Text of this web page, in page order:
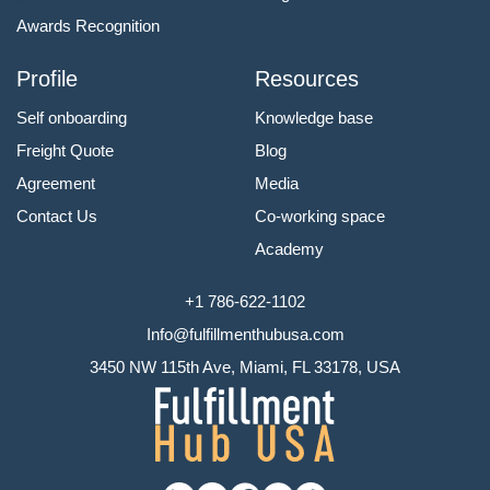
Awards Recognition
Profile
Self onboarding
Freight Quote
Agreement
Contact Us
Resources
Knowledge base
Blog
Media
Co-working space
Academy
+1 786-622-1102
Info@fulfillmenthubusa.com
3450 NW 115th Ave, Miami, FL 33178, USA